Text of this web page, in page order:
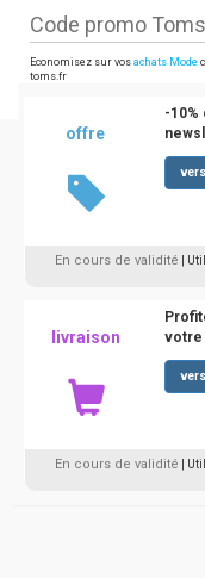
Code promo Toms
Economisez sur vos achats Mode
toms.fr
offre
-10%
En cours de validité |
livraison
votre
En cours de validité |